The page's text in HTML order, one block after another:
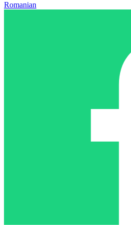
Romanian